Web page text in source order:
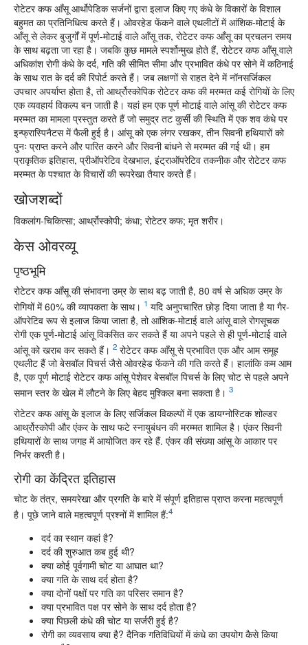
रोटेटर कफ आँसू आर्थोपेडिक सर्जनों द्वारा इलाज किए गए कंधे के विकारों के विशाल
बहुमत का प्रतिनिधित्व करते हैं। ओवरहेड फेंकने वाले एथलीटों में आंशिक-मोटाई के
आँसू से लेकर बुजुर्गों में पूर्ण-मोटाई वाले आँसू तक, रोटेटर कफ आँसू का प्रचलन समय
के साथ बढ़ता जा रहा है। जबकि कुछ मामले स्पर्शोन्मुख होते हैं, रोटेटर कफ आँसू वाले
अधिकांश रोगी कंधे के दर्द, गति की सीमित सीमा और प्रभावित कंधे पर सोने में कठिनाई
के साथ रात के दर्द की रिपोर्ट करते हैं। जब लक्षणों से राहत देने में नॉनसर्जिकल
उपचार अपर्याप्त होता है, तो आर्थ्रोस्कोपिक रोटेटर कफ की मरम्मत कई रोगियों के लिए
एक व्यवहार्य विकल्प बन जाती है। यहां हम एक पूर्ण मोटाई वाले आंसू की रोटेटर कफ
मरम्मत का मामला प्रस्तुत करते हैं जो समुद्र तट कुर्सी की स्थिति में एक शव कंधे पर
इन्फ्रास्पिनैटस में फैली हुई है। आंसू को एक लंगर रखकर, तीन सिवनी हथियारों को
पुनः प्राप्त करने और पारित करने और सिवनी बांधने से मरम्मत की गई थी। हम
प्राकृतिक इतिहास, प्रीऑपरेटिव देखभाल, इंट्राऑपरेटिव तकनीक और रोटेटर कफ
मरम्मत के पश्चात के विचारों की रूपरेखा तैयार करते हैं।
खोजशब्दों
विकलांग-चिकित्‍सा; आर्थ्रोस्कोपी; कंधा; रोटेटर कफ; मृत शरीर।
केस ओवरव्यू
पृष्ठभूमि
रोटेटर कफ आँसू की संभावना उम्र के साथ बढ़ जाती है, 80 वर्ष से अधिक उम्र के
रोगियों में 60% की व्यापकता के साथ। 1 यदि अनुपचारित छोड़ दिया जाता है या गैर-
ऑपरेटिव रूप से इलाज किया जाता है, तो आंशिक-मोटाई वाले आंसू वाले रोगसूचक
रोगी एक पूर्ण-मोटाई आंसू विकसित कर सकते हैं या अपने पहले से ही पूर्ण-मोटाई वाले
आंसू को खराब कर सकते हैं। 2 रोटेटर कफ आँसू से प्रभावित एक और आम समूह
एथलीट हैं जो बेसबॉल पिचर्स जैसे ओवरहेड फेंकने की गति करते हैं। हालांकि कम आम
है, एक पूर्ण मोटाई रोटेटर कफ आंसू पेशेवर बेसबॉल पिचर्स के लिए चोट से पहले अपने
समान स्तर के खेल में लौटने के लिए बेहद मुश्किल बना सकता है। 3
रोटेटर कफ आंसू के इलाज के लिए सर्जिकल विकल्पों में एक डायग्नोस्टिक शोल्डर
आर्थ्रोस्कोपी और एंकर के साथ फटे स्नायुबंधन की मरम्मत शामिल है। एंकर सिवनी
हथियारों के साथ जगह में आयोजित कर रहे हैं. एंकर की संख्या आंसू के आकार पर
निर्भर करती है।
रोगी का केंद्रित इतिहास
चोट के तंत्र, समयरेखा और प्रगति के बारे में संपूर्ण इतिहास प्राप्त करना महत्वपूर्ण
है। पूछे जाने वाले महत्वपूर्ण प्रश्नों में शामिल हैं:4
दर्द का स्थान कहां है?
दर्द की शुरुआत कब हुई थी?
क्या कोई पूर्वगामी चोट या आघात था?
क्या गति के साथ दर्द होता है?
क्या दोनों पक्षों पर गति का परिसर समान है?
क्या प्रभावित पक्ष पर सोने के साथ दर्द होता है?
क्या पिछली कंधे की चोट या सर्जरी हुई है?
रोगी का व्यवसाय क्या है? दैनिक गतिविधियों में कंधे का उपयोग कैसे किया